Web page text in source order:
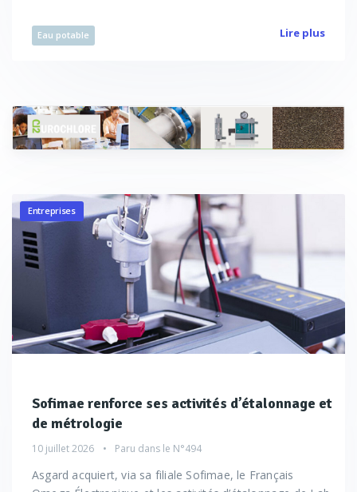
Eau potable Lire plus
Entreprises
Sofimae renforce ses activités d’étalonnage et
de métrologie
10 juillet 2026 Paru dans le N°494
Asgard acquiert, via sa filiale Sofimae, le Français